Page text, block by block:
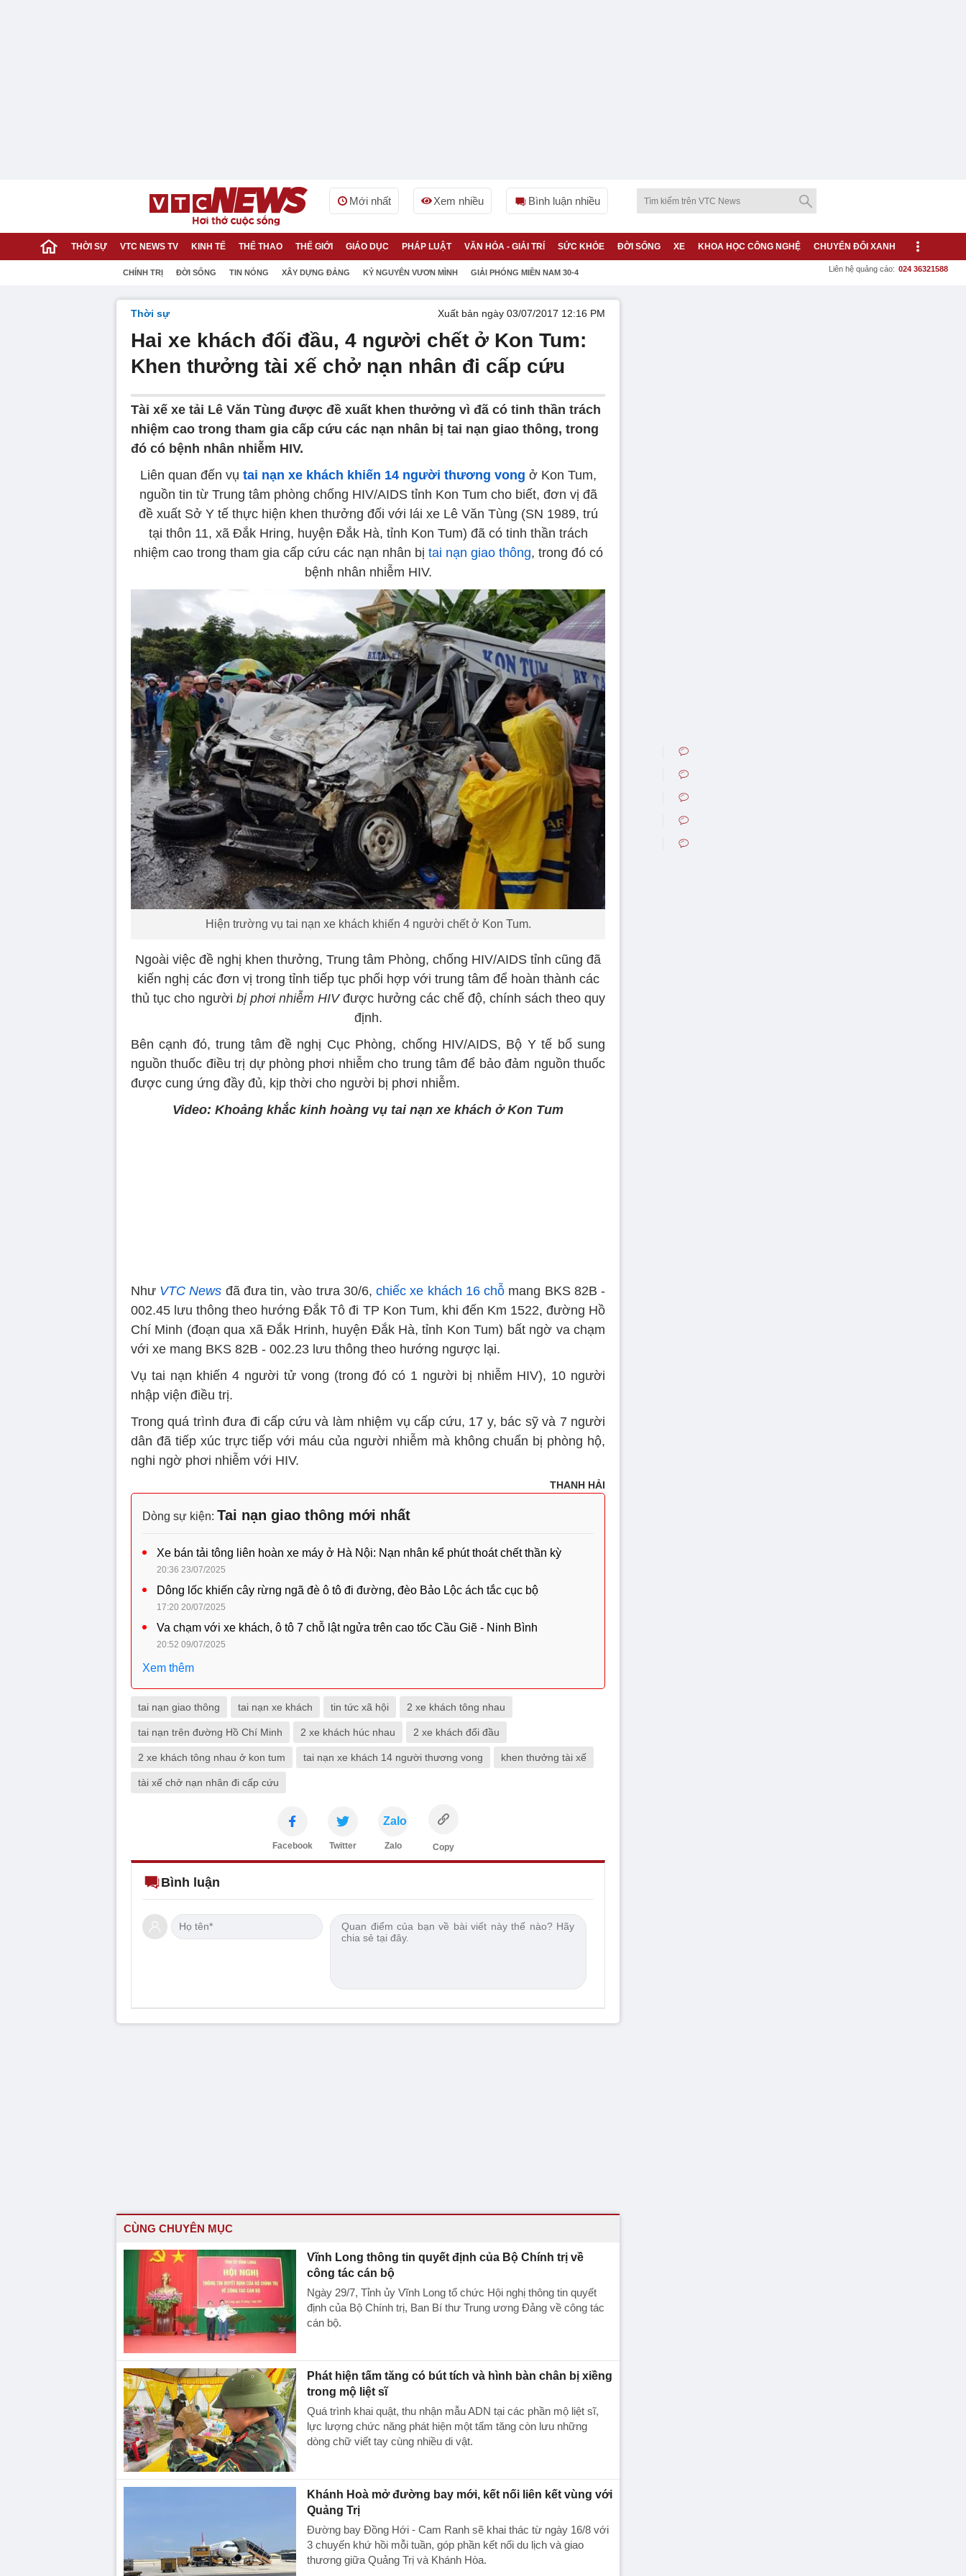
Mới nhất Xem nhiều Bình luận nhiều
THỜI SỰ VTC NEWS TV KINH TẾ THỂ THAO THẾ GIỚI GIÁO DỤC PHÁP LUẬT VĂN HÓA - GIẢI TRÍ SỨC KHỎE ĐỜI SỐNG XE KHOA HỌC CÔNG NGHỆ CHUYỂN ĐỔI XANH
CHÍNH TRỊ ĐỜI SỐNG TIN NÓNG XÂY DỰNG ĐẢNG KỶ NGUYÊN VƯƠN MÌNH GIẢI PHÓNG MIỀN NAM 30-4 Liên hệ quảng cáo: 024 36321588
Thời sự Xuất bản ngày 03/07/2017 12:16 PM
Hai xe khách đối đầu, 4 người chết ở Kon Tum:
Khen thưởng tài xế chở nạn nhân đi cấp cứu
Tài xế xe tải Lê Văn Tùng được đề xuất khen thưởng vì đã có tinh thần trách
nhiệm cao trong tham gia cấp cứu các nạn nhân bị tai nạn giao thông, trong
đó có bệnh nhân nhiễm HIV.
Liên quan đến vụ tai nạn xe khách khiến 14 người thương vong ở Kon Tum,
nguồn tin từ Trung tâm phòng chống HIV/AIDS tỉnh Kon Tum cho biết, đơn vị đã
đề xuất Sở Y tế thực hiện khen thưởng đối với lái xe Lê Văn Tùng (SN 1989, trú
tại thôn 11, xã Đắk Hring, huyện Đắk Hà, tỉnh Kon Tum) đã có tinh thần trách
nhiệm cao trong tham gia cấp cứu các nạn nhân bị tai nạn giao thông, trong đó có
bệnh nhân nhiễm HIV.
Hiện trường vụ tai nạn xe khách khiến 4 người chết ở Kon Tum.
Ngoài việc đề nghị khen thưởng, Trung tâm Phòng, chống HIV/AIDS tỉnh cũng đã
kiến nghị các đơn vị trong tỉnh tiếp tục phối hợp với trung tâm để hoàn thành các
thủ tục cho người bị phơi nhiễm HIVđược hưởng các chế độ, chính sách theo quy
định.
Bên cạnh đó, trung tâm đề nghị Cục Phòng, chống HIV/AIDS, Bộ Y tế bổ sung
nguồn thuốc điều trị dự phòng phơi nhiễm cho trung tâm để bảo đảm nguồn thuốc
được cung ứng đầy đủ, kịp thời cho người bị phơi nhiễm.
Video: Khoảng khắc kinh hoàng vụ tai nạn xe khách ở Kon Tum
Như VTC News đã đưa tin, vào trưa 30/6, chiếc xe khách 16 chỗ mang BKS 82B -
002.45 lưu thông theo hướng Đắk Tô đi TP Kon Tum, khi đến Km 1522, đường Hồ
Chí Minh (đoạn qua xã Đắk Hrinh, huyện Đắk Hà, tỉnh Kon Tum) bất ngờ va chạm
với xe mang BKS 82B - 002.23 lưu thông theo hướng ngược lại.
Vụ tai nạn khiến 4 người tử vong (trong đó có 1 người bị nhiễm HIV), 10 người
nhập viện điều trị.
Trong quá trình đưa đi cấp cứu và làm nhiệm vụ cấp cứu, 17 y, bác sỹ và 7 người
dân đã tiếp xúc trực tiếp với máu của người nhiễm mà không chuẩn bị phòng hộ,
nghi ngờ phơi nhiễm với HIV.
THANH HẢI
Dòng sự kiện: Tai nạn giao thông mới nhất
Xe bán tải tông liên hoàn xe máy ở Hà Nội: Nạn nhân kể phút thoát chết thần kỳ
20:36 23/07/2025
Dông lốc khiến cây rừng ngã đè ô tô đi đường, đèo Bảo Lộc ách tắc cục bộ
17:20 20/07/2025
Va chạm với xe khách, ô tô 7 chỗ lật ngửa trên cao tốc Cầu Giẽ - Ninh Bình
20:52 09/07/2025
Xem thêm
tai nạn giao thông tai nạn xe khách tin tức xã hội 2 xe khách tông nhau
tai nạn trên đường Hồ Chí Minh 2 xe khách húc nhau 2 xe khách đối đầu
2 xe khách tông nhau ở kon tum tai nạn xe khách 14 người thương vong khen thưởng tài xế
tài xế chở nạn nhân đi cấp cứu
Facebook Twitter
Zalo
Zalo Copy
Bình luận
CÙNG CHUYÊN MỤC
Vĩnh Long thông tin quyết định của Bộ Chính trị về
công tác cán bộ
Ngày 29/7, Tỉnh ủy Vĩnh Long tổ chức Hội nghị thông tin quyết
định của Bộ Chính trị, Ban Bí thư Trung ương Đảng về công tác
cán bộ.
Phát hiện tấm tăng có bút tích và hình bàn chân bị xiềng
trong mộ liệt sĩ
Quá trình khai quật, thu nhận mẫu ADN tại các phần mộ liệt sĩ,
lực lượng chức năng phát hiện một tấm tăng còn lưu những
dòng chữ viết tay cùng nhiều di vật.
Khánh Hoà mở đường bay mới, kết nối liên kết vùng với
Quảng Trị
Đường bay Đồng Hới - Cam Ranh sẽ khai thác từ ngày 16/8 với
3 chuyến khứ hồi mỗi tuần, góp phần kết nối du lịch và giao
thương giữa Quảng Trị và Khánh Hòa.